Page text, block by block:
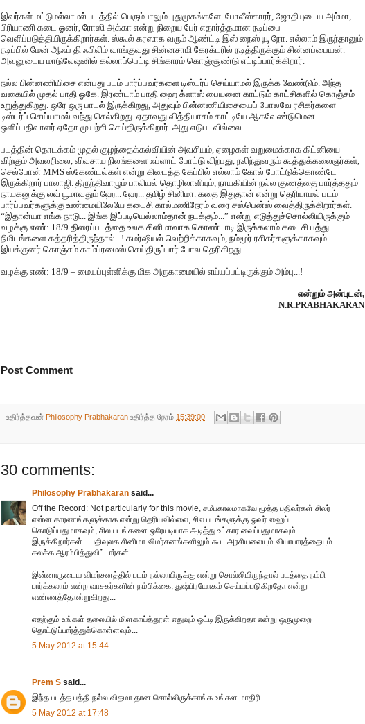
இவர்கள் மட்டுமல்லாமல் படத்தில் பெரும்பாலும் புதுமுகங்களே. போலீஸ்காரர், ஜோதியுடைய அம்மா,
பிரியாணி கடை ஓனர், ரோஸி அக்கா என்று நிறைய பேர் எதார்த்தமான நடிப்பை
வெளிப்படுத்தியிருக்கிறார்கள். ஸ்கூல் கரஸாக வரும் ஆண்ட்டி இஸ் நைஸ் யூ நோ. எல்லாம் இருந்தாலும்
நடிப்பில் மேன் ஆஃப் தி ஃபிலிம் வாங்குவது சின்னசாமி கேரக்டரில் நடித்திருக்கும் சின்னப்பையன்.
அவனுடைய மாடுலேஷனில் கல்லாப்பெட்டி சிங்காரம் கொஞ்சூண்டு எட்டிப்பார்க்கிறார்.
நல்ல பின்னணியிசை என்பது படம் பார்ப்பவர்களை டிஸ்டர்ப் செய்யாமல் இருக்க வேண்டும். அந்த
வகையில் முதல் பாதி ஓகே. இரண்டாம் பாதி ஹை க்ளாஸ் பையனை காட்டும் காட்சிகளில் கொஞ்சம்
உறுத்துகிறது. ஒரே ஒரு பாடல் இருக்கிறது, அதுவும் பின்னணியிசையைப் போலவே ரசிகர்களை
டிஸ்டர்ப் செய்யாமல் வந்து செல்கிறது. ஏதாவது வித்தியாசம் காட்டியே ஆகவேண்டுமென
ஒளிப்பதிவாளர் ஏதோ முயற்சி செய்திருக்கிறார். அது எடுபடவில்லை.
படத்தின் தொடக்கம் முதல் குழந்தைக்கல்வியின் அவசியம், ஏழைகள் வறுமைக்காக கிட்னியை
விற்கும் அவலநிலை, விவசாய நிலங்களை ஃப்ளாட் போட்டு விற்பது, நலிந்துவரும் கூத்துக்கலைஞர்கள்,
செல்போன் MMS ஸ்கேண்டல்கள் என்று கிடைத்த கேப்பில் எல்லாம் கோல் போட்டுக்கொண்டே
இருக்கிறார் பாலாஜி. திருந்திவாழும் பாலியல் தொழிலாளியும், நாயகியின் நல்ல குணத்தை பார்த்ததும்
நாயகனுக்கு லவ் பூமாவதும் ஹே... ஹே... தமிழ் சினிமா. கதை இதுதான் என்று தெரியாமல் படம்
பார்ப்பவர்களுக்கு உண்மையிலேயே கடைசி கால்மணிநேரம் வரை சஸ்பென்ஸ் வைத்திருக்கிறார்கள்.
“இதான்யா எங்க நாடு... இங்க இப்படியெல்லாம்தான் நடக்கும்...” என்று எடுத்துச்சொல்லியிருக்கும்
வழக்கு எண்: 18/9 திரைப்படத்தை உலக சினிமாவாக கொண்டாடி இருக்கலாம் கடைசி பத்து
நிமிடங்களை கத்தரித்திருந்தால்...! கமர்ஷியல் வெற்றிக்காகவும், நம்மூர் ரசிகர்களுக்காகவும்
இயக்குனர் கொஞ்சம் காம்ப்ரமைஸ் செய்திருப்பார் போல தெரிகிறது.
வழக்கு எண்: 18/9 – மையப்புள்ளிக்கு மிக அருகாமையில் எய்யப்பட்டிருக்கும் அம்பு...!
என்றும் அன்புடன்,
N.R.PRABHAKARAN
Post Comment
உதிர்த்தவன் Philosophy Prabhakaran உதிர்த்த நேரம் 15:39:00
30 comments:
Philosophy Prabhakaran said...
Off the Record: Not particularly for this movie, சமீபகாலமாகவே மூத்த பதிவர்கள் சிலர்
என்ன காரணங்களுக்காக என்று தெரியவில்லை, சில படங்களுக்கு ஓவர் ஹைப்
கொடுப்பதுமாகவும், சில படங்களை ஒரேயடியாக அடித்து உட்கார வைப்பதுமாகவும்
இருக்கிறார்கள்... பதிவுலக சினிமா விமர்சனங்களிலும் கூட அரசியலையும் வியாபாரத்தையும்
கலக்க ஆரம்பித்துவிட்டார்கள்...
இன்னாருடைய விமர்சனத்தில் படம் நல்லாயிருக்கு என்று சொல்லியிருந்தால் படத்தை நம்பி
பார்க்கலாம் என்ற வாசகர்களின் நம்பிக்கை, துஷ்பிரயோகம் செய்யப்படுகிறதோ என்று
எண்ணத்தோன்றுகிறது...
எதற்கும் உங்கள் தலையில் மிளகாய்த்தூள் எதுவும் ஒட்டி இருக்கிறதா என்று ஒருமுறை
தொட்டுப்பார்த்துக்கொள்ளவும்...
5 May 2012 at 15:44
Prem S said...
இந்த படத்த பத்தி நல்ல விதமா தான சொல்லிருக்காங்க உங்கள மாதிரி
5 May 2012 at 17:48